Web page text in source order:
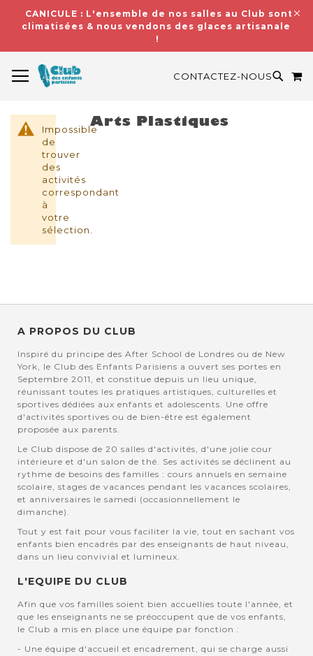
CANICULE : L'ensemble de nos salles au Club sont
climatisées & nous vendons des glaces artisanales
!
CONTACTEZ-NOUS
Arts Plastiques
Impossible
de
trouver
des
activités
correspondant
à
votre
sélection.
A PROPOS DU CLUB
Inspiré du principe des After School de Londres ou de New
York, le Club des Enfants Parisiens a ouvert ses portes en
Septembre 2011, et constitue depuis un lieu unique,
réunissant toutes les pratiques artistiques, culturelles et
sportives dédiées aux enfants et adolescents. Une offre
d'activités sportives ou de bien-être est également
proposée aux parents.
Le Club dispose de 20 salles d'activités, d'une jolie cour
intérieure et d'un salon de thé. Ses activités se déclinent au
rythme de besoins des familles : cours annuels en semaine
scolaire, stages de vacances pendant les vacances scolaires,
et anniversaires le samedi (occasionnellement le
dimanche).
Tout y est fait pour vous faciliter la vie, tout en sachant vos
enfants bien encadrés par des enseignants de haut niveau,
dans un lieu convivial et lumineux.
L'EQUIPE DU CLUB
Afin que vos familles soient bien accuellies toute l'année, et
que les enseignants ne se préoccupent que de vos enfants,
le Club a mis en place une équipe par fonction :
- Une équipe d'accueil et encadrement, qui se charge aussi